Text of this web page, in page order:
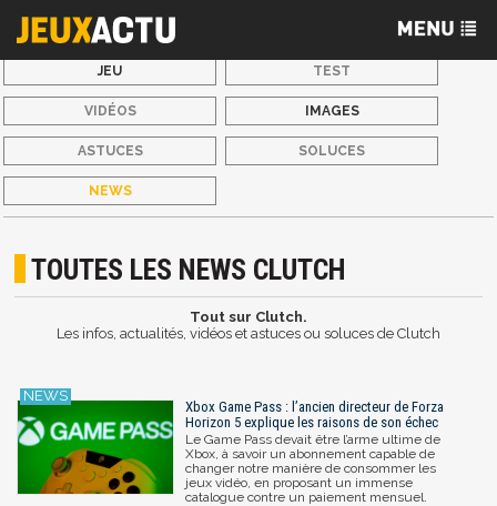
JEU TEST
VIDÉOS IMAGES
ASTUCES SOLUCES
NEWS
TOUTES LES NEWS CLUTCH
Tout sur Clutch.
Les infos, actualités, vidéos et astuces ou soluces de Clutch
Xbox Game Pass : l’ancien directeur de Forza
Horizon 5 explique les raisons de son échec
Le Game Pass devait être l’arme ultime de
Xbox, à savoir un abonnement capable de
changer notre manière de consommer les
jeux vidéo, en proposant un immense
catalogue contre un paiement mensuel.